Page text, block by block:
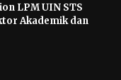
LPM UIN STS
Akademik dan